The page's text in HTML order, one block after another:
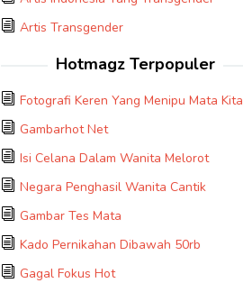
Artis Transgender
Hotmagz Terpopuler
Fotografi Keren Yang Menipu Mata Kita
Gambarhot Net
Isi Celana Dalam Wanita Melorot
Negara Penghasil Wanita Cantik
Gambar Tes Mata
Kado Pernikahan Dibawah 50rb
Gagal Fokus Hot